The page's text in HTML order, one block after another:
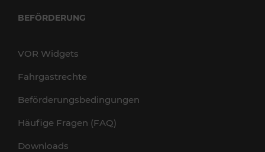
BEFÖRDERUNG
VOR Widgets
Fahrgastrechte
Beförderungsbedingungen
Häufige Fragen (FAQ)
Downloads